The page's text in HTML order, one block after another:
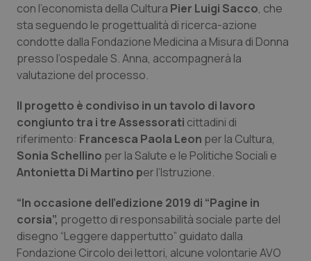
Provincia Autonoma di Trento
Puglia
Sicilia
Toscana
Umbria
Valle D’Aosta
Ipertensione & Scompenso
Malattie rare
Neuroscienze & patologie neurodegenerative
Obesità
Oftalmologia
Oncodermatologia
con l’economista della Cultura Pier Luigi Sacco, che
sta seguendo le progettualità di ricerca-azione
condotte dalla Fondazione Medicina a Misura di Donna
presso l’ospedale S. Anna, accompagnerà la
valutazione del processo.
Il progetto è condiviso in un tavolo di lavoro
congiunto tra i tre Assessorati cittadini di
riferimento: Francesca Paola Leon per la Cultura,
Sonia Schellino per la Salute e le Politiche Sociali e
Antonietta Di Martino per l’Istruzione.
“In occasione dell’edizione 2019 di “Pagine in
corsia”, progetto di responsabilità sociale parte del
disegno “Leggere dappertutto” guidato dalla
Fondazione Circolo dei lettori, alcune volontarie AVO